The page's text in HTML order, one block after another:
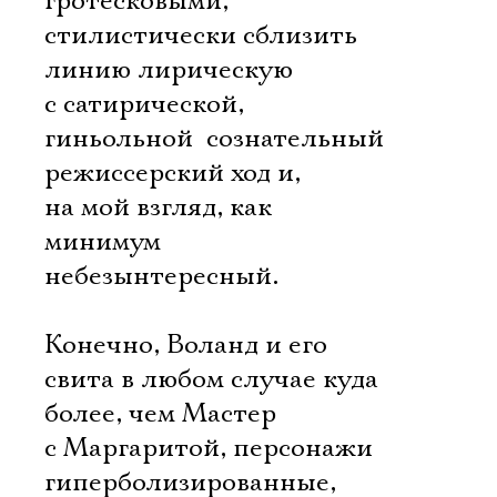
стилистически сблизить
линию лирическую
с сатирической,
гиньольной  сознательный
режиссерский ход и,
на мой взгляд, как
минимум
небезынтересный.
Конечно, Воланд и его
свита в любом случае куда
более, чем Мастер
с Маргаритой, персонажи
гиперболизированные,